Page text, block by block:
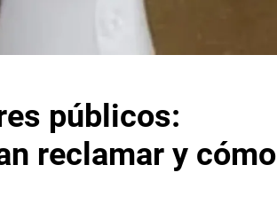
públicos:
reclamar y cómo